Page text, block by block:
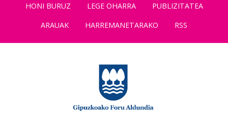
HONI BURUZ LEGE OHARRA
PUBLIZITATEA
ARAUAK
HARREMANETARAKO RSS